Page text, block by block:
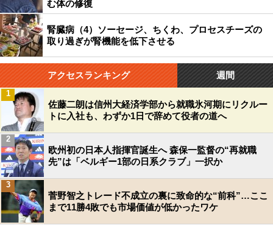
む体の修復
腎臓病（4）ソーセージ、ちくわ、プロセスチーズの
取り過ぎが腎機能を低下させる
アクセスランキング 週間
佐藤二朗は信州大経済学部から就職氷河期にリクルー
トに入社も、わずか1日で辞めて役者の道へ
1
欧州初の日本人指揮官誕生へ 森保一監督の“再就職
先”は「ベルギー1部の日系クラブ」一択か
2
菅野智之トレード不成立の裏に致命的な“前科”…ここ
まで11勝4敗でも市場価値が低かったワケ
3